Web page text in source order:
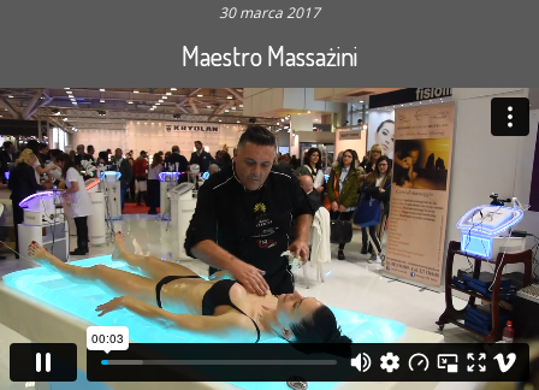
30 marca 2017
Maestro Massażini